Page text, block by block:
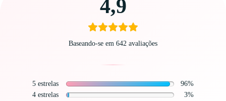
4,9
Baseando-se em 642 avaliações
5 estrelas
96%
4 estrelas
3%